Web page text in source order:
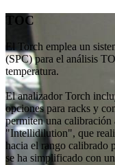
TOC
El Torch emplea un
(SPC) para el análisis
temperatura.
El analizador Torch
opciones para racks y
permiten una calibración
"Intellidilution", que
hacia el rango calibrado
se ha simplificado con